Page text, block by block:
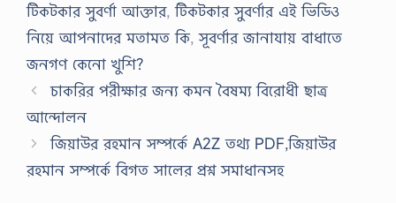
টিকটকার সুবর্ণা আক্তার,টিকটকার সুবর্ণার এই ভিডিও
নিয়ে আপনাদের মতামত কি,সূবর্ণার জানাযায় বাধাতে
জনগণ কেনো খুশি?
চাকরির পরীক্ষার জন্য কমন বৈষম্য বিরোধী ছাত্র
আন্দোলন
জিয়াউর রহমান সম্পর্কে A2Z তথ্য PDF,জিয়াউর
রহমান সম্পর্কে বিগত সালের প্রশ্ন সমাধানসহ